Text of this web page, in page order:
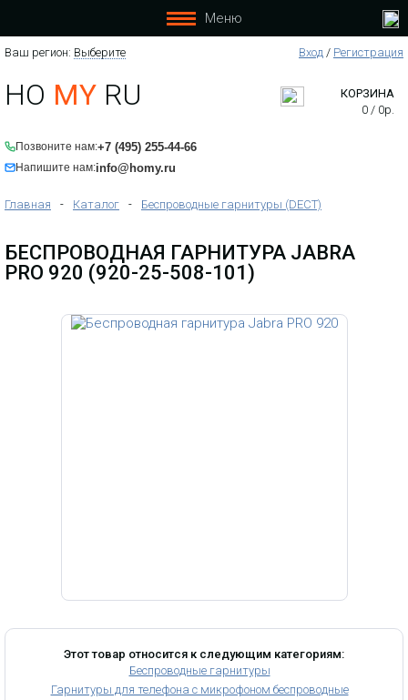
Меню
Ваш регион: Выберите Вход / Регистрация
HO MY RU
Позвоните нам:+7 (495) 255-44-66
Напишите нам:info@homy.ru
КОРЗИНА
0 / 0р.
Главная - Каталог - Беспроводные гарнитуры (DECT)
БЕСПРОВОДНАЯ ГАРНИТУРА JABRA
PRO 920 (920-25-508-101)
Этот товар относится к следующим категориям:
Беспроводные гарнитуры
Гарнитуры для телефона с микрофоном беспроводные